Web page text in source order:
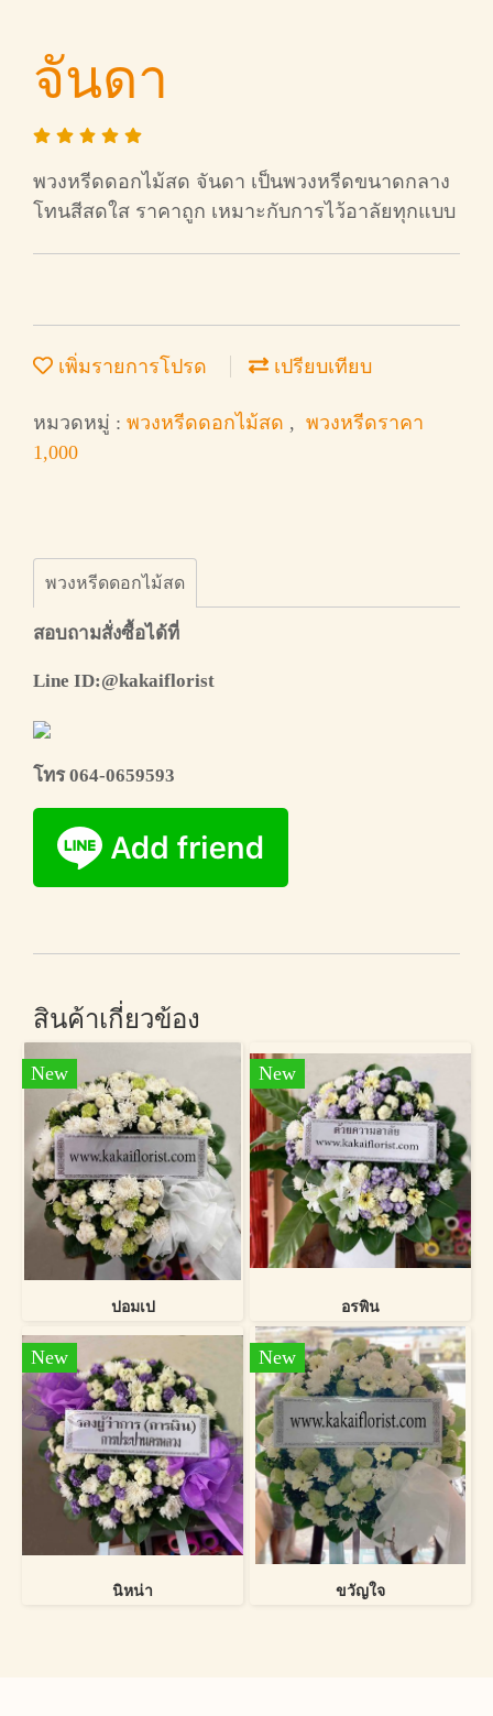
จันดา
พวงหรีดดอกไม้สด จันดา เป็นพวงหรีดขนาดกลาง
โทนสีสดใส ราคาถูก เหมาะกับการไว้อาลัยทุกแบบ
เพิ่มรายการโปรด เปรียบเทียบ
หมวดหมู่ : พวงหรีดดอกไม้สด , พวงหรีดราคา
1,000
พวงหรีดดอกไม้สด
สอบถามสั่งซื้อได้ที่
Line ID:@kakaiflorist
โทร 064-0659593
สินค้าเกี่ยวข้อง
New
ปอมเป
New
อรพิน
New
นิหน่า
New
ขวัญใจ